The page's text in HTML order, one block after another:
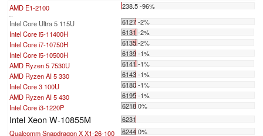
AMD E1-2100 238.5 -96%
...
Intel Core Ultra 5 115U
6127 -2%
Intel Core i5-11400H
6131 -2%
Intel Core i7-10750H
6135 -2%
Intel Core i5-10500H
6139 -1%
AMD Ryzen 5 7530U
6141 -1%
AMD Ryzen AI 5 330
6143 -1%
Intel Core 3 100U
6180 -1%
AMD Ryzen AI 5 430
6195 -1%
Intel Core i3-1220P
6218 0%
Intel Xeon W-10855M
6231
Qualcomm Snapdragon X X1-26-100
6244 0%